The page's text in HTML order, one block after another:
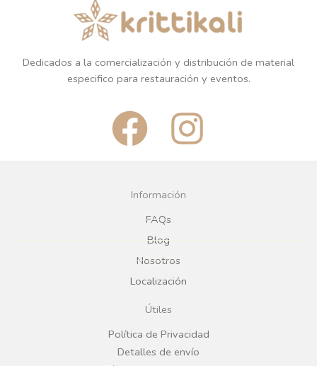
Dedicados a la comercialización y distribución de material
especifico para restauración y eventos.
F
a
c
e
b
o
o
I
n
g
r
Información
FAQs
Blog
Nosotros
Localización
Útiles
Política de Privacidad
Detalles de envío